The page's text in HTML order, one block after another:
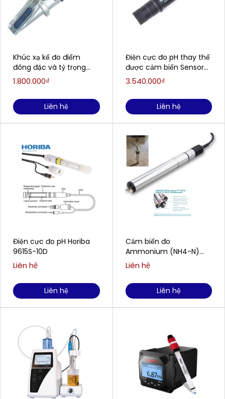
Khúc xạ kế đo điểm
đông đặc và tỷ trọng
của Axit acquy EXTECH
1.800.000₫
Liên hệ
Điện cực đo pH Horiba
9615S-10D
Liên hệ
Liên hệ
Điện cực đo pH thay thế
được cảm biến Sensorex
S8000CD (0-14pH)
3.540.000₫
Liên hệ
Cảm biến đo
Ammonium (NH4-N)
WTW/Xylem Analytics
AmmoLyt®Plus 700 IQ
Liên hệ
Liên hệ